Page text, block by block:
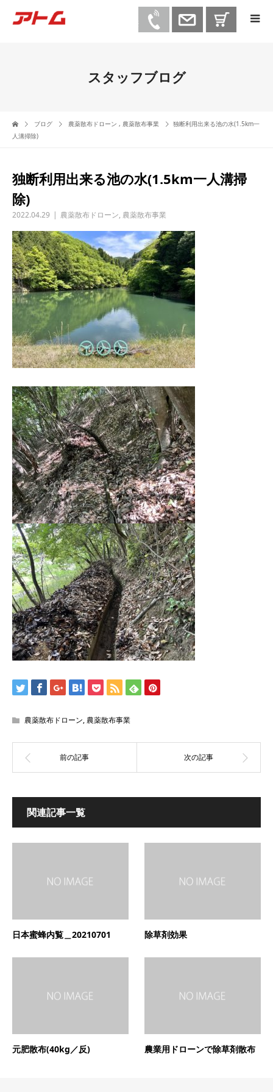
スタッフブログ
ブログ 農薬散布ドローン , 農薬散布事業
独断利用出来る池の水(1.5km一
人溝掃除)
独断利用出来る池の水(1.5km一人溝掃
除)
2022.04.29 農薬散布ドローン, 農薬散布事業
農薬散布ドローン, 農薬散布事業
関連記事一覧
日本蜜蜂内覧＿20210701 除草剤効果
元肥散布(40kg／反) 農業用ドローンで除草剤散布